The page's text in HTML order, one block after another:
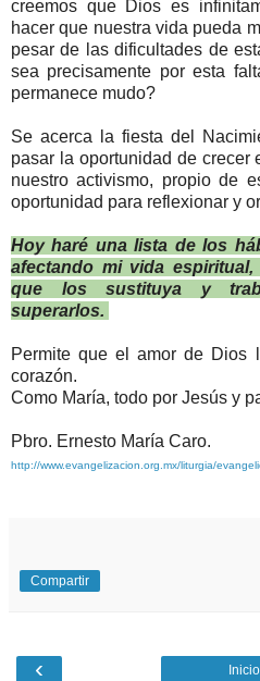
creemos que Dios es
hacer que nuestra vida pueda
pesar de las dificultades de
sea precisamente por esta
permanece mudo?
Se acerca la fiesta del
pasar la oportunidad de crecer
nuestro activismo, propio de
oportunidad para reflexionar y
Hoy haré una lista de los
afectando mi vida
que los sustituya y
superarlos.
Permite que el amor de Dios
corazón.
Como María, todo por Jesús y
Pbro. Ernesto María Caro.
http://www.evangelizacion.org.mx/liturgia/
Compartir
‹ Inicio